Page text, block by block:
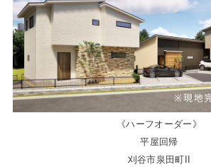
《ハーフオーダー》
平屋回帰
刈谷市泉田町II